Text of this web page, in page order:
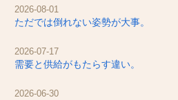
2026-08-01
ただでは倒れない姿勢が大事。
2026-07-17
需要と供給がもたらす違い。
2026-06-30